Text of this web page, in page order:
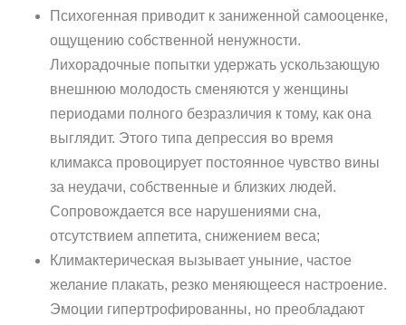
Психогенная приводит к заниженной самооценке,
ощущению собственной ненужности.
Лихорадочные попытки удержать ускользающую
внешнюю молодость сменяются у женщины
периодами полного безразличия к тому, как она
выглядит. Этого типа депрессия во время
климакса провоцирует постоянное чувство вины
за неудачи, собственные и близких людей.
Сопровождается все нарушениями сна,
отсутствием аппетита, снижением веса;
Климактерическая вызывает уныние, частое
желание плакать, резко меняющееся настроение.
Эмоции гипертрофированны, но преобладают